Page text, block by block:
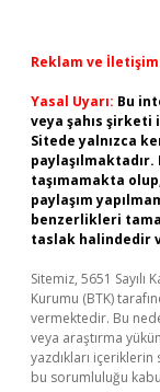
Reklam ve
Yasal Uyarı: Bu
veya şahıs şirketi
Sitede yalnızca
taşımamakta
paylaşım
benzerlikleri
taslak halindedir
Sitemiz, 5651
Kurumu (BTK)
vermektedir. Bu
veya araştırma
yazdıkları
bu sorumluluğu